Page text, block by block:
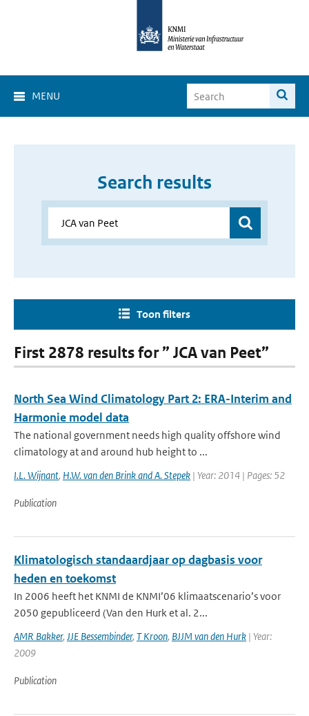
MENU
Search results
Toon filters
First 2878 results for ” JCA van Peet”
North Sea Wind Climatology Part 2: ERA-Interim and
Harmonie model data
The national government needs high quality offshore wind
climatology at and around hub height to ...
I.L. Wijnant, H.W. van den Brink and A. Stepek | Year: 2014 | Pages: 52
Publication
Klimatologisch standaardjaar op dagbasis voor
heden en toekomst
In 2006 heeft het KNMI de KNMI’06 klimaatscenario’s voor
2050 gepubliceerd (Van den Hurk et al. 2...
AMR Bakker, JJE Bessembinder, T Kroon, BJJM van den Hurk | Year:
2009
Publication